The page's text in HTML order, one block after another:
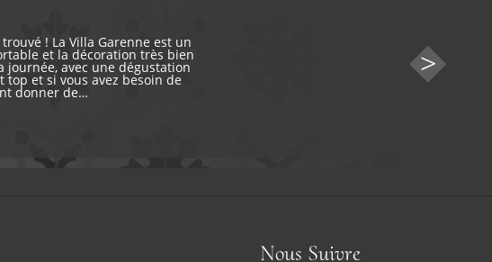
! La Villa Garenne est un
et la décoration très bien
avec une dégustation
top et si vous avez besoin de
donner de…
Nous Suivre